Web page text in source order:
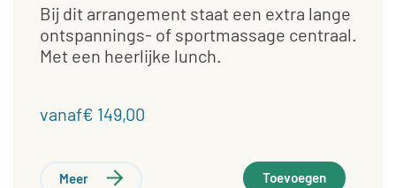
Bij dit arrangement staat een extra lange
ontspannings- of sportmassage centraal.
Met een heerlijke lunch.
vanaf€ 149,00
Meer Toevoegen